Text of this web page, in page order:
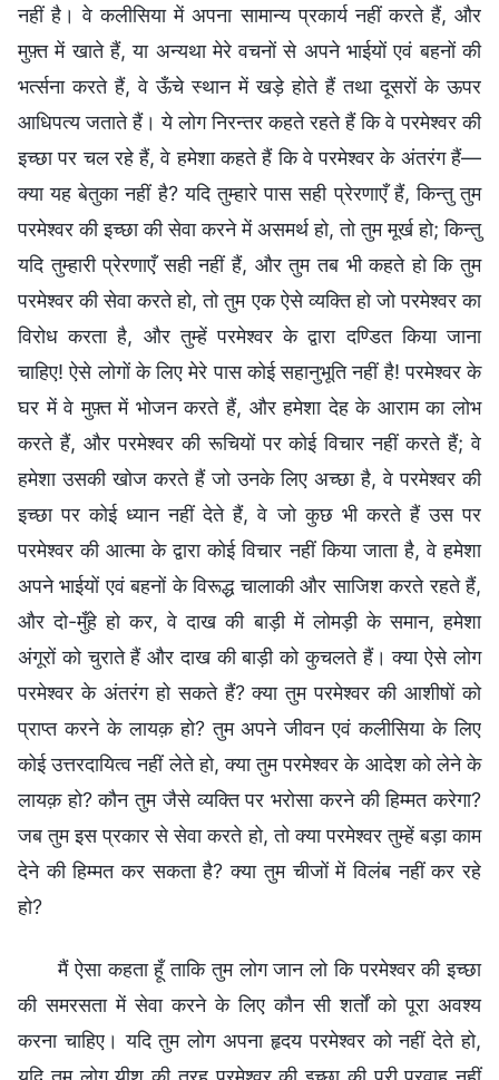
नहीं है। वे कलीसिया में अपना सामान्य प्रकार्य नहीं करते हैं, और
मुफ़्त में खाते हैं, या अन्यथा मेरे वचनों से अपने भाईयों एवं बहनों की
भर्त्सना करते हैं, वे ऊँचे स्थान में खड़े होते हैं तथा दूसरों के ऊपर
आधिपत्य जताते हैं। ये लोग निरन्तर कहते रहते हैं कि वे परमेश्वर की
इच्छा पर चल रहे हैं, वे हमेशा कहते हैं कि वे परमेश्वर के अंतरंग हैं—
क्या यह बेतुका नहीं है? यदि तुम्हारे पास सही प्रेरणाएँ हैं, किन्तु तुम
परमेश्वर की इच्छा की सेवा करने में असमर्थ हो, तो तुम मूर्ख हो; किन्तु
यदि तुम्हारी प्रेरणाएँ सही नहीं हैं, और तुम तब भी कहते हो कि तुम
परमेश्वर की सेवा करते हो, तो तुम एक ऐसे व्यक्ति हो जो परमेश्वर का
विरोध करता है, और तुम्हें परमेश्वर के द्वारा दण्डित किया जाना
चाहिए! ऐसे लोगों के लिए मेरे पास कोई सहानुभूति नहीं है! परमेश्वर के
घर में वे मुफ़्त में भोजन करते हैं, और हमेशा देह के आराम का लोभ
करते हैं, और परमेश्वर की रूचियों पर कोई विचार नहीं करते हैं; वे
हमेशा उसकी खोज करते हैं जो उनके लिए अच्छा है, वे परमेश्वर की
इच्छा पर कोई ध्यान नहीं देते हैं, वे जो कुछ भी करते हैं उस पर
परमेश्वर की आत्मा के द्वारा कोई विचार नहीं किया जाता है, वे हमेशा
अपने भाईयों एवं बहनों के विरूद्ध चालाकी और साजिश करते रहते हैं,
और दो-मुँहे हो कर, वे दाख की बाड़ी में लोमड़ी के समान, हमेशा
अंगूरों को चुराते हैं और दाख की बाड़ी को कुचलते हैं। क्या ऐसे लोग
परमेश्वर के अंतरंग हो सकते हैं? क्या तुम परमेश्वर की आशीषों को
प्राप्त करने के लायक़ हो? तुम अपने जीवन एवं कलीसिया के लिए
कोई उत्तरदायित्व नहीं लेते हो, क्या तुम परमेश्वर के आदेश को लेने के
लायक़ हो? कौन तुम जैसे व्यक्ति पर भरोसा करने की हिम्मत करेगा?
जब तुम इस प्रकार से सेवा करते हो, तो क्या परमेश्वर तुम्हें बड़ा काम
देने की हिम्मत कर सकता है? क्या तुम चीजों में विलंब नहीं कर रहे
हो?
मैं ऐसा कहता हूँ ताकि तुम लोग जान लो कि परमेश्वर की इच्छा
की समरसता में सेवा करने के लिए कौन सी शर्तों को पूरा अवश्य
करना चाहिए। यदि तुम लोग अपना हृदय परमेश्वर को नहीं देते हो,